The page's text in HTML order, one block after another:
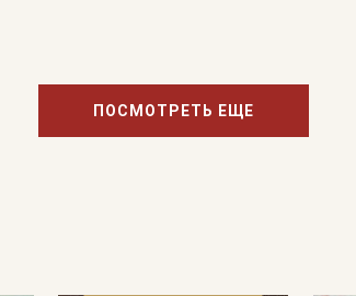
ПОСМОТРЕТЬ ЕЩЕ